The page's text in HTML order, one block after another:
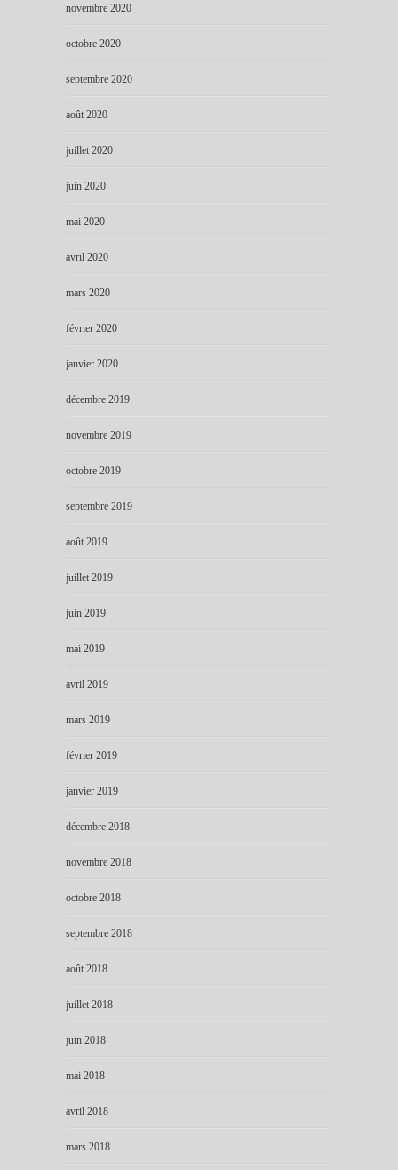
novembre 2020
octobre 2020
septembre 2020
août 2020
juillet 2020
juin 2020
mai 2020
avril 2020
mars 2020
février 2020
janvier 2020
décembre 2019
novembre 2019
octobre 2019
septembre 2019
août 2019
juillet 2019
juin 2019
mai 2019
avril 2019
mars 2019
février 2019
janvier 2019
décembre 2018
novembre 2018
octobre 2018
septembre 2018
août 2018
juillet 2018
juin 2018
mai 2018
avril 2018
mars 2018